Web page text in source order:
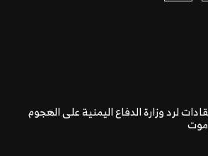
لرد وزارة الدفاع اليمنية على الهجوم